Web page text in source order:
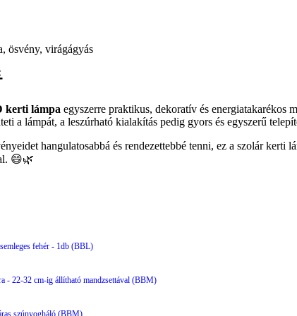
ösvény, virágágyás
kerti lámpa egyszerre praktikus, dekoratív és energiatakarékos
a lámpát, a leszúrható kialakítás pedig gyors és egyszerű
hangulatosabbá és rendezettebbé tenni, ez a szolár
😄🌿
fehér - 1db (BBL)
- 22-32 cm-ig állítható mandzsettával (BBM)
szúnyogháló (BBM)